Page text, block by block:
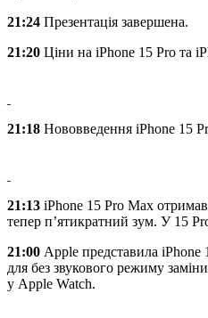
21:24 Презентація завершена.
21:20 Ціни на iPhone 15 Pro та
21:18 Нововведення iPhone 15
21:13 iPhone 15 Pro Max
тепер п’ятикратний зум. У 15
21:00 Apple представила
для без звукового режиму
у Apple Watch.